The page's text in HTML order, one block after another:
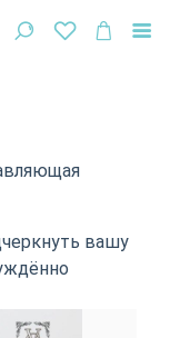
вашу